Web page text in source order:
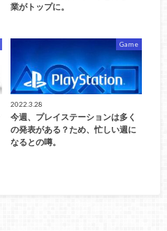
業がトップに。
Game
2022.3.28
今週、プレイステーションは多く
の発表がある？ため、忙しい週に
なるとの噂。